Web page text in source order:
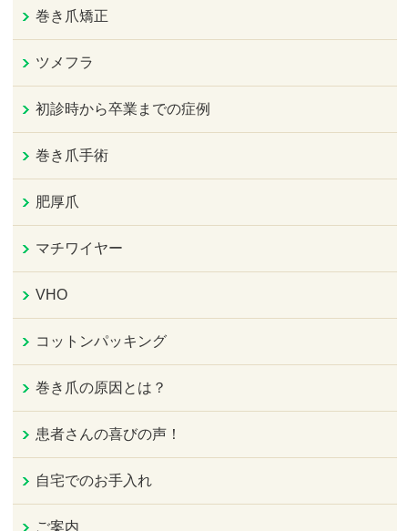
巻き爪矯正
ツメフラ
初診時から卒業までの症例
巻き爪手術
肥厚爪
マチワイヤー
VHO
コットンパッキング
巻き爪の原因とは？
患者さんの喜びの声！
自宅でのお手入れ
ご案内